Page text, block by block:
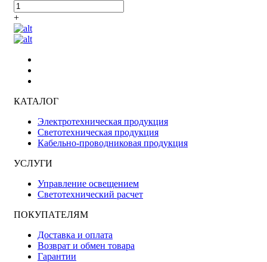
+
КАТАЛОГ
Электротехническая продукция
Светотехническая продукция
Кабельно-проводниковая продукция
УСЛУГИ
Управление освещением
Светотехнический расчет
ПОКУПАТЕЛЯМ
Доставка и оплата
Возврат и обмен товара
Гарантии